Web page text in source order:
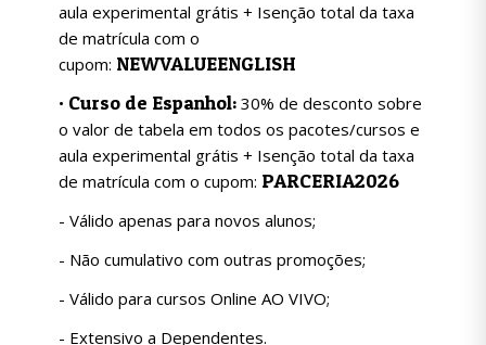
aula experimental grátis + Isenção total da taxa
de matrícula com o
cupom: NEWVALUEENGLISH
• Curso de Espanhol: 30% de desconto sobre
o valor de tabela em todos os pacotes/cursos e
aula experimental grátis + Isenção total da taxa
de matrícula com o cupom: PARCERIA2026
- Válido apenas para novos alunos;
- Não cumulativo com outras promoções;
- Válido para cursos Online AO VIVO;
- Extensivo a Dependentes.